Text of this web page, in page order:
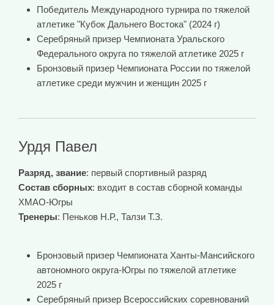
Победитель Международного турнира по тяжелой
атлетике "Кубок Дальнего Востока" (2024 г)
Серебряный призер Чемпионата Уральского
Федерального округа по тяжелой атлетике 2025 г
Бронзовый призер Чемпионата России по тяжелой
атлетике среди мужчин и женщин 2025 г
Урдя Павел
Разряд, звание: первый спортивный разряд
Состав сборных: входит в состав сборной команды
ХМАО-Югры
Тренеры: Пеньков Н.Р., Талзи Т.З.
Бронзовый призер Чемпионата Ханты-Мансийского
автономного округа-Югры по тяжелой атлетике
2025 г
Серебряный призер Всероссийских соревнований